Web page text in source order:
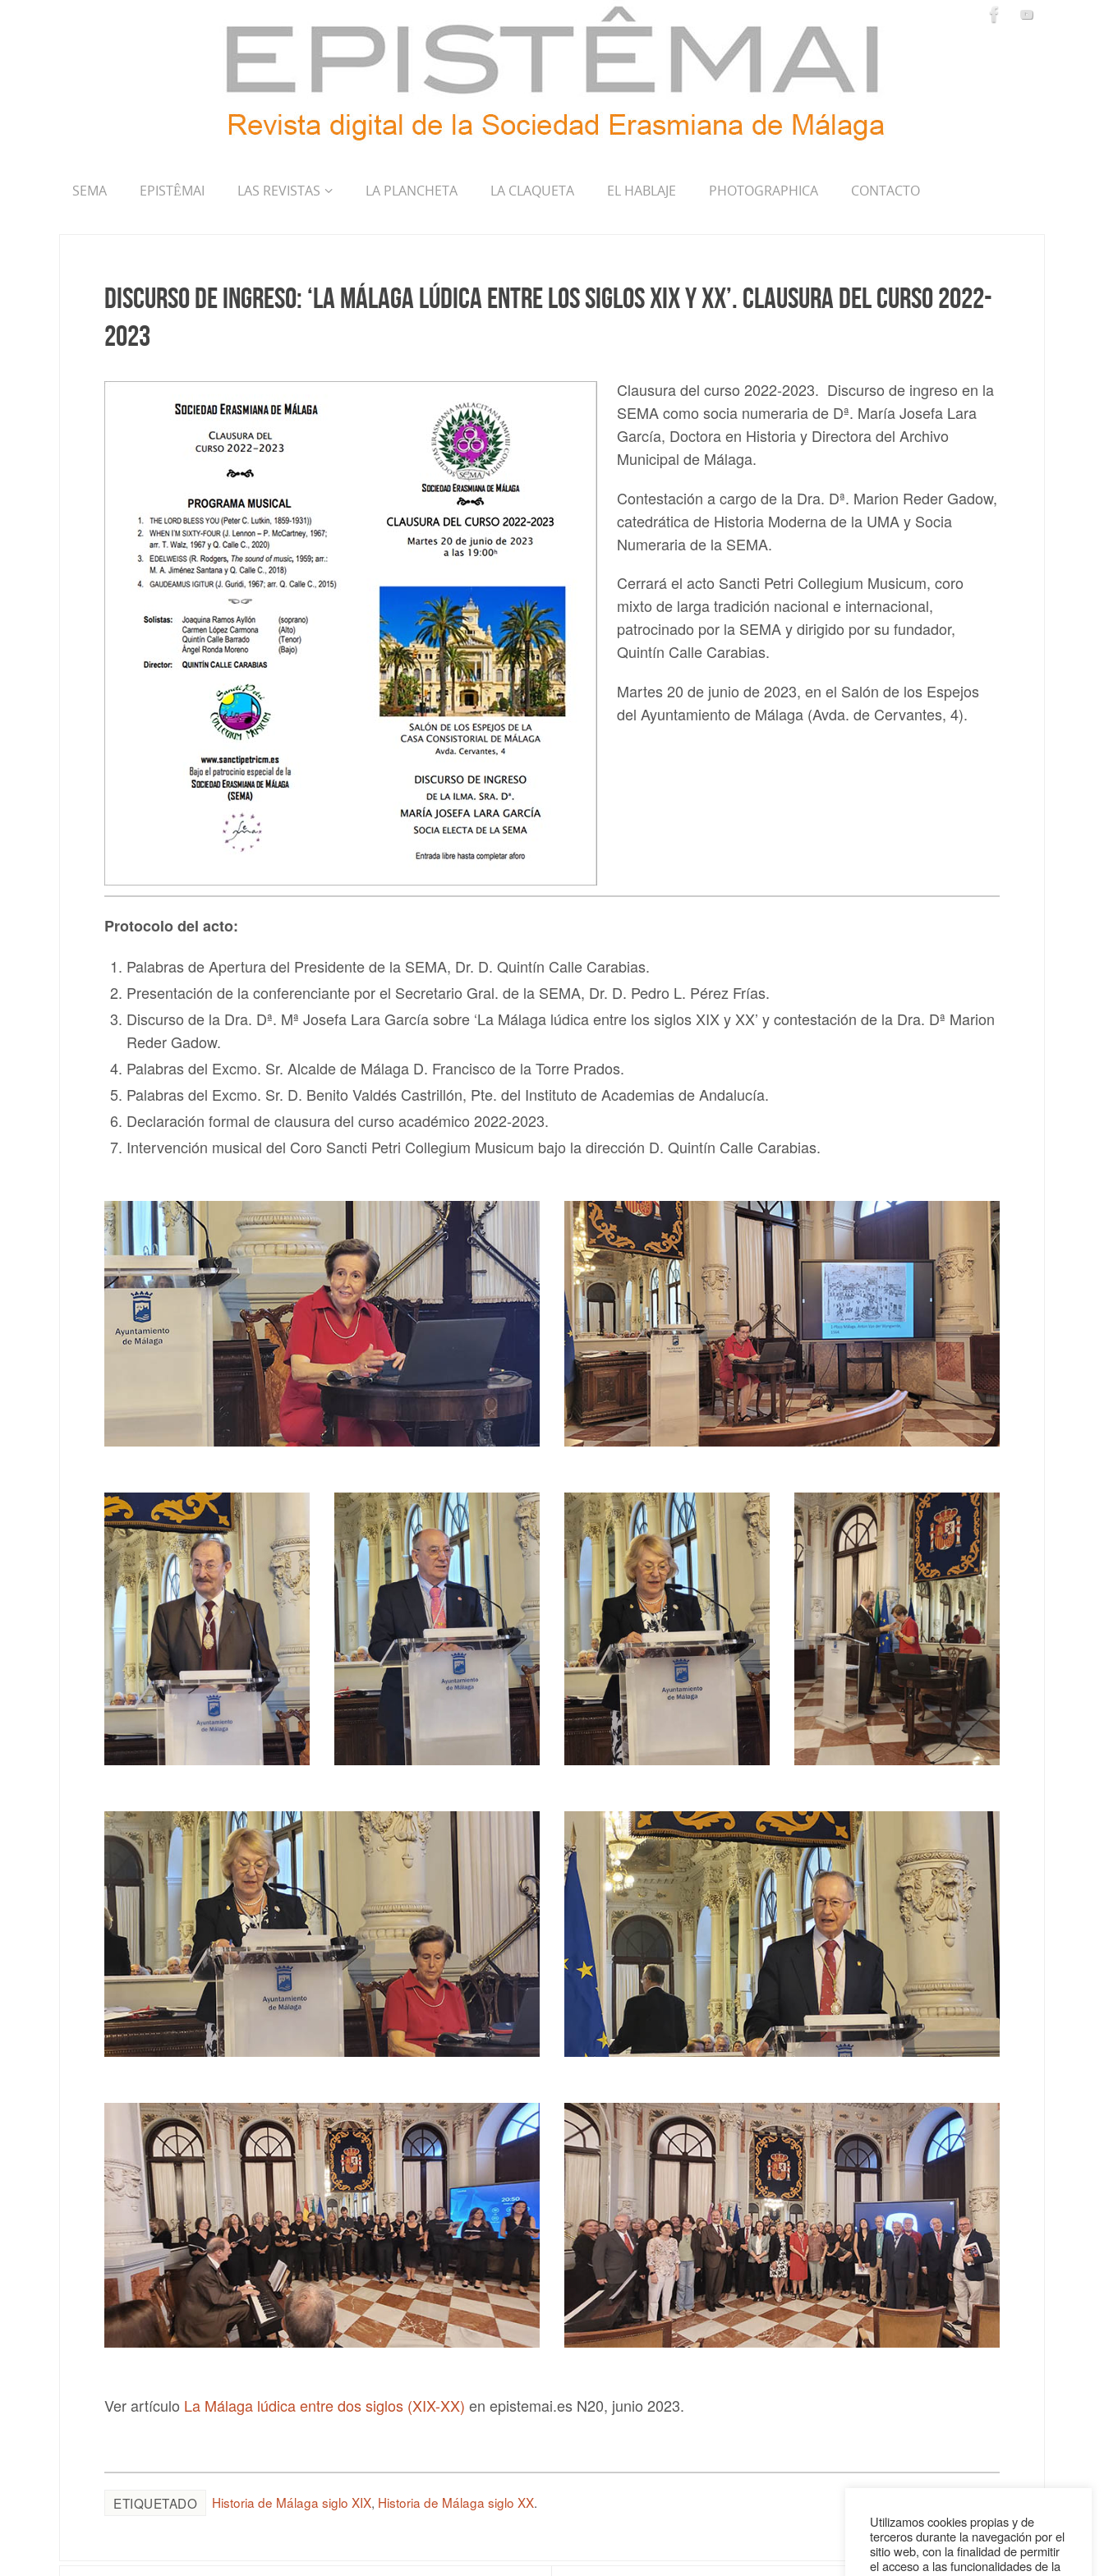
SEMA EPISTÊMAI LAS REVISTAS LA PLANCHETA LA CLAQUETA EL HABLAJE PHOTOGRAPHICA CONTACTO
Discurso de ingreso: ‘La Málaga lúdica entre los siglos XIX y XX’. Clausura del Curso 2022-
2023
Clausura del curso 2022-2023. Discurso de ingreso en la
SEMA como socia numeraria de Dª. María Josefa Lara
García, Doctora en Historia y Directora del Archivo
Municipal de Málaga.
Contestación a cargo de la Dra. Dª. Marion Reder Gadow,
catedrática de Historia Moderna de la UMA y Socia
Numeraria de la SEMA.
Cerrará el acto Sancti Petri Collegium Musicum, coro
mixto de larga tradición nacional e internacional,
patrocinado por la SEMA y dirigido por su fundador,
Quintín Calle Carabias.
Martes 20 de junio de 2023, en el Salón de los Espejos
del Ayuntamiento de Málaga (Avda. de Cervantes, 4).
Protocolo del acto:
Palabras de Apertura del Presidente de la SEMA, Dr. D. Quintín Calle Carabias.
Presentación de la conferenciante por el Secretario Gral. de la SEMA, Dr. D. Pedro L. Pérez Frías.
Discurso de la Dra. Dª. Mª Josefa Lara García sobre ‘La Málaga lúdica entre los siglos XIX y XX’ y contestación de la Dra. Dª Marion
Reder Gadow.
Palabras del Excmo. Sr. Alcalde de Málaga D. Francisco de la Torre Prados.
Palabras del Excmo. Sr. D. Benito Valdés Castrillón, Pte. del Instituto de Academias de Andalucía.
Declaración formal de clausura del curso académico 2022-2023.
Intervención musical del Coro Sancti Petri Collegium Musicum bajo la dirección D. Quintín Calle Carabias.
Ver artículo La Málaga lúdica entre dos siglos (XIX-XX) en epistemai.es N20, junio 2023.
ETIQUETADO Historia de Málaga siglo XIX, Historia de Málaga siglo XX.
Utilizamos cookies propias y de
terceros durante la navegación por el
sitio web, con la finalidad de permitir
el acceso a las funcionalidades de la